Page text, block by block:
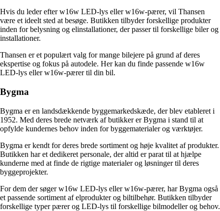
Hvis du leder efter w16w LED-lys eller w16w-pærer, vil Thansen
være et ideelt sted at besøge. Butikken tilbyder forskellige produkter
inden for belysning og elinstallationer, der passer til forskellige biler og
installationer.
Thansen er et populært valg for mange bilejere på grund af deres
ekspertise og fokus på autodele. Her kan du finde passende w16w
LED-lys eller w16w-pærer til din bil.
Bygma
Bygma er en landsdækkende byggemarkedskæde, der blev etableret i
1952. Med deres brede netværk af butikker er Bygma i stand til at
opfylde kundernes behov inden for byggematerialer og værktøjer.
Bygma er kendt for deres brede sortiment og høje kvalitet af produkter.
Butikken har et dedikeret personale, der altid er parat til at hjælpe
kunderne med at finde de rigtige materialer og løsninger til deres
byggeprojekter.
For dem der søger w16w LED-lys eller w16w-pærer, har Bygma også
et passende sortiment af elprodukter og biltilbehør. Butikken tilbyder
forskellige typer pærer og LED-lys til forskellige bilmodeller og behov.